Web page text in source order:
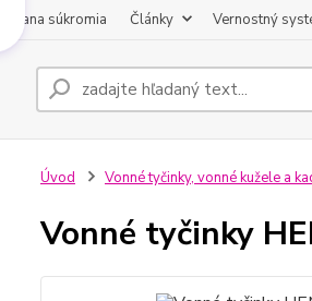
Ochrana súkromia Články Vernostný
Úvod Vonné tyčinky, vonné kužele a
Vonné tyčinky